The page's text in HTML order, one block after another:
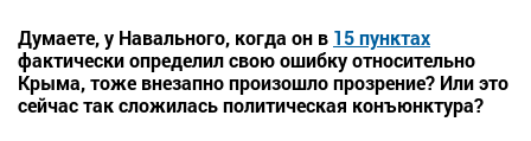
Думаете, у Навального, когда он в 15 пунктах
фактически определил свою ошибку относительно
Крыма, тоже внезапно произошло прозрение? Или это
сейчас так сложилась политическая конъюнктура?